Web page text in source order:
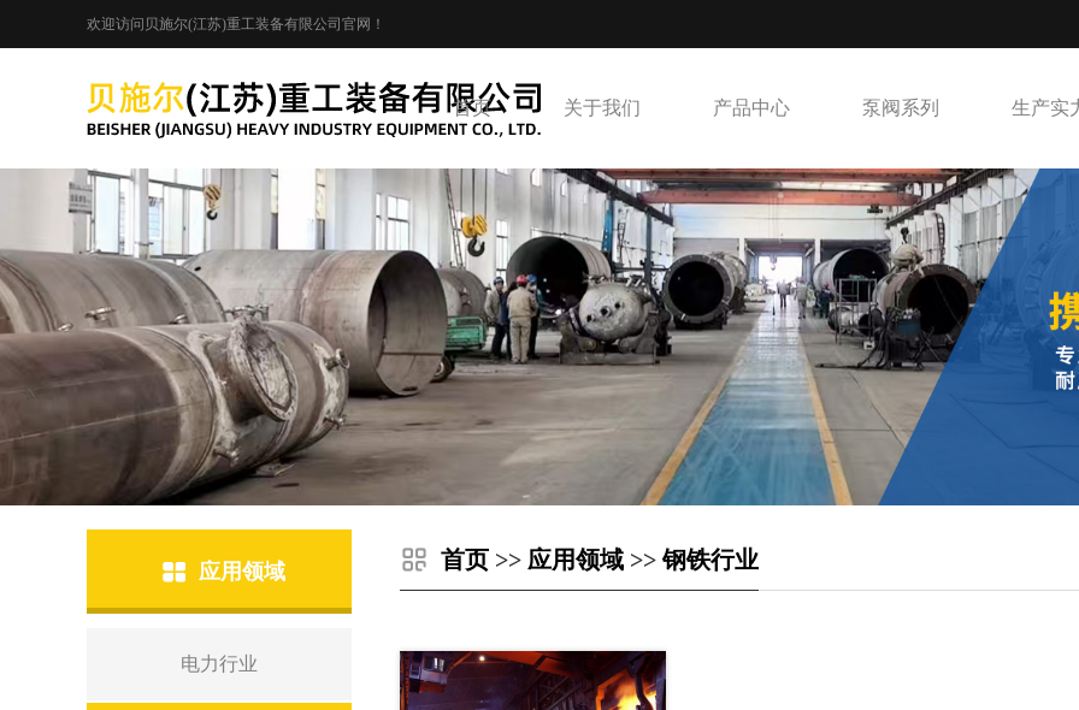
欢迎访问贝施尔(江苏)重工装备有限公司官网！
首页 关于我们 产品中心 泵阀系列 生产实
应用领域
电力行业
首页 >> 应用领域 >>钢铁行业